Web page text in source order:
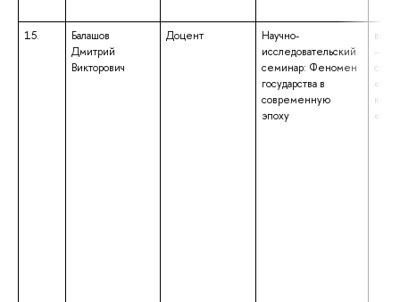
15.
Балашов
Дмитрий
Викторович
Доцент
Научно-
исследовательский
семинар: Феномен
государства в
современную
эпоху
–